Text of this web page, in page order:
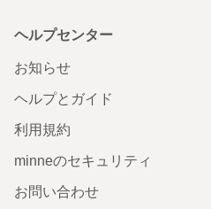
ヘルプセンター
お知らせ
ヘルプとガイド
利用規約
minneのセキュリティ
お問い合わせ